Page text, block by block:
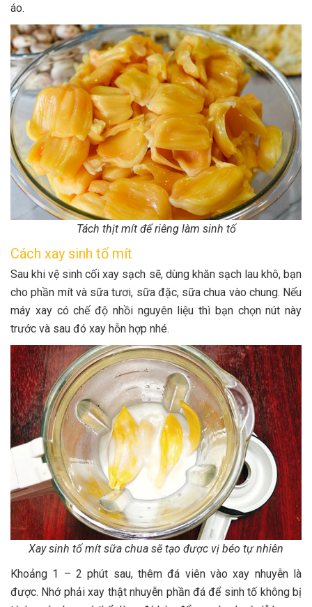
áo.
Tách thịt mít để riêng làm sinh tố
Cách xay sinh tố mít
Sau khi vệ sinh cối xay sạch sẽ, dùng khăn sạch lau khô, bạn
cho phần mít và sữa tươi, sữa đặc, sữa chua vào chung. Nếu
máy xay có chế độ nhồi nguyên liệu thì bạn chọn nút này
trước và sau đó xay hỗn hợp nhé.
Xay sinh tố mít sữa chua sẽ tạo được vị béo tự nhiên
Khoảng 1 – 2 phút sau, thêm đá viên vào xay nhuyễn là
được. Nhớ phải xay thật nhuyễn phần đá để sinh tố không bị